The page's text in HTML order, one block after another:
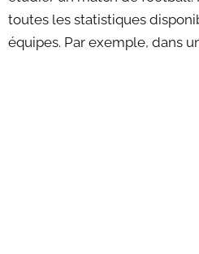
toutes les statistiques
équipes. Par exemple, dans